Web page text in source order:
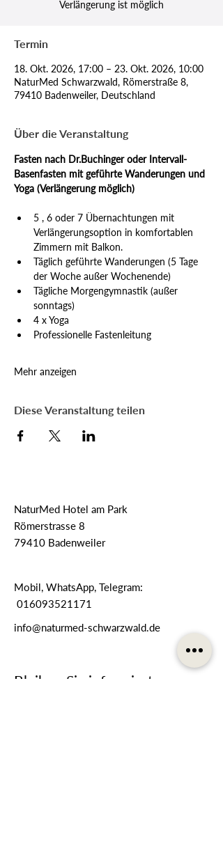
Verlängerung ist möglich
Termin
18. Okt. 2026, 17:00 – 23. Okt. 2026, 10:00
NaturMed Schwarzwald, Römerstraße 8,
79410 Badenweiler, Deutschland
Über die Veranstaltung
Fasten nach Dr.Buchinger oder Intervall-
Basenfasten mit geführte Wanderungen und
Yoga (Verlängerung möglich)
5 , 6 oder 7 Übernachtungen mit
Verlängerungsoption in komfortablen
Zimmern mit Balkon.
Täglich geführte Wanderungen (5 Tage
der Woche außer Wochenende)
Tägliche Morgengymnastik (außer
sonntags)
4 x Yoga
Professionelle Fastenleitung
Mehr anzeigen
Diese Veranstaltung teilen
NaturMed Hotel am Park
Römerstrasse 8
79410 Badenweiler
Mobil, WhatsApp, Telegram:
016093521171
info@naturmed-schwarzwald.de
Bleiben Sie informiert